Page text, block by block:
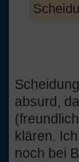
absurd,
klären.
noch bei